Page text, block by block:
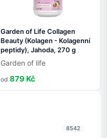
Garden of Life Collagen
Beauty (Kolagen - Kolagenní
peptidy), Jahoda, 270 g
Garden of life
od 879 Kč
8542